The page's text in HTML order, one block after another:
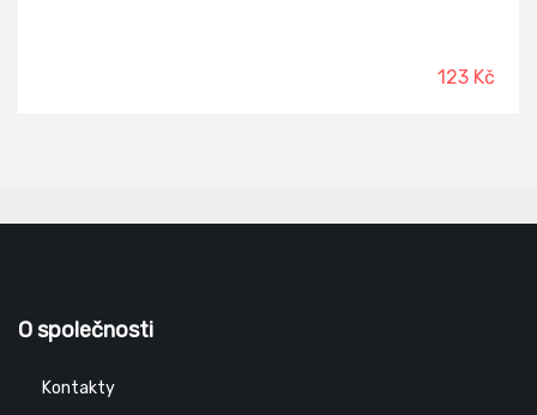
123 Kč
O společnosti
Kontakty